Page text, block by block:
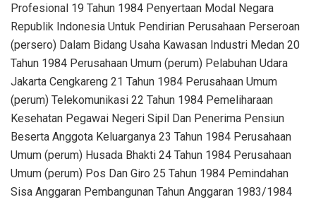
Profesional 19 Tahun 1984 Penyertaan Modal Negara
Republik Indonesia Untuk Pendirian Perusahaan Perseroan
(persero) Dalam Bidang Usaha Kawasan Industri Medan 20
Tahun 1984 Perusahaan Umum (perum) Pelabuhan Udara
Jakarta Cengkareng 21 Tahun 1984 Perusahaan Umum
(perum) Telekomunikasi 22 Tahun 1984 Pemeliharaan
Kesehatan Pegawai Negeri Sipil Dan Penerima Pensiun
Beserta Anggota Keluarganya 23 Tahun 1984 Perusahaan
Umum (perum) Husada Bhakti 24 Tahun 1984 Perusahaan
Umum (perum) Pos Dan Giro 25 Tahun 1984 Pemindahan
Sisa Anggaran Pembangunan Tahun Anggaran 1983/1984